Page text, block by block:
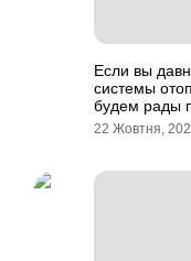
Если вы
системы
будем рады
22 Жовтня,